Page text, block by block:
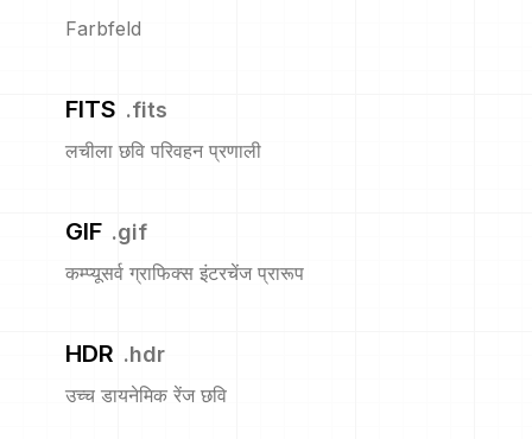
Farbfeld
FITS .fits
लचीला छवि परिवहन प्रणाली
GIF .gif
कम्प्यूसर्व ग्राफिक्स इंटरचेंज प्रारूप
HDR .hdr
उच्च डायनेमिक रेंज छवि